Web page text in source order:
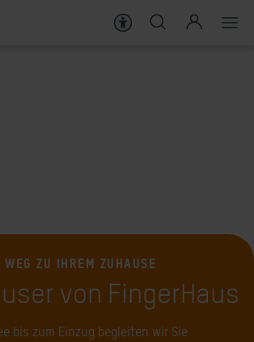
BAUHERREN
von FingerHaus
WEG ZU IHREM ZUHAUSE
bis zum Einzug begleiten wir Sie